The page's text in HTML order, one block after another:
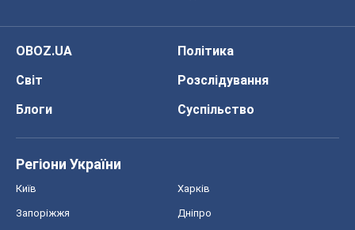
OBOZ.UA
Політика
Світ
Розслідування
Блоги
Суспільство
Регіони України
Київ Харків
Запоріжжя Дніпро